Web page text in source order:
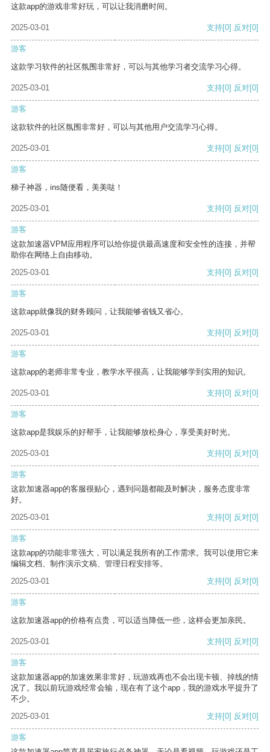
这款app的游戏非常好玩，可以让我消磨时间。
2025-03-01 支持[0] 反对[0]
游客
这款学习软件的社区氛围非常好，可以与其他学习者交流学习心得。
2025-03-01 支持[0] 反对[0]
游客
这款软件的社区氛围非常好，可以与其他用户交流学习心得。
2025-03-01 支持[0] 反对[0]
游客
梯子神器，ins随便看，美美哒！
2025-03-01 支持[0] 反对[0]
游客
这款加速器VPM应用程序可以给你提供最高速度和安全性的连接，并帮
助你在网络上自由移动。
2025-03-01
支持[0] 反对[0]
游客
这款app就像我的财务顾问，让我能够省钱又省心。
2025-03-01 支持[0] 反对[0]
游客
这款app的老师非常专业，教学水平很高，让我能够学到实用的知识。
2025-03-01 支持[0] 反对[0]
游客
这款app是我娱乐的好帮手，让我能够放松身心，享受美好时光。
2025-03-01 支持[0] 反对[0]
游客
这款加速器app的客服很贴心，遇到问题都能及时解决，服务态度非常
好。
2025-03-01
支持[0] 反对[0]
游客
这款app的功能非常强大，可以满足我所有的工作需求。我可以使用它来
编辑文档、制作演示文稿、管理日程安排等。
2025-03-01
支持[0] 反对[0]
游客
这款加速器app的价格有点贵，可以适当降低一些，这样会更加亲民。
2025-03-01 支持[0] 反对[0]
游客
这款加速器app的加速效果非常好，玩游戏再也不会出现卡顿、掉线的情
况了。我以前玩游戏经常会输，现在有了这个app，我的游戏水平提升了
不少。
2025-03-01
支持[0] 反对[0]
游客